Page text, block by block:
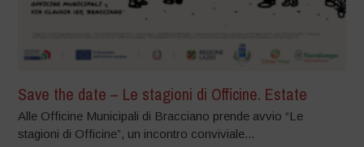
Save the date – Le stagioni di Officine. Estate
Alle Officine Municipali di Bracciano prende avvio “Le
stagioni di Officine”, un incontro conviviale...